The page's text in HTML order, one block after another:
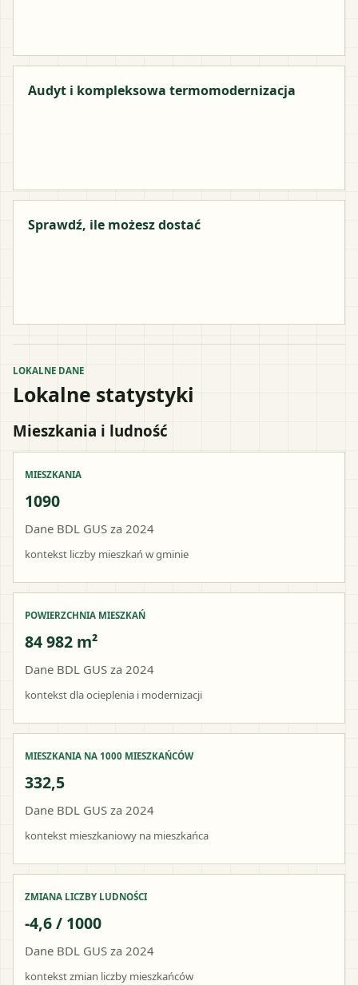
Audyt i kompleksowa termomodernizacja
Sprawdź, ile możesz dostać
LOKALNE DANE
Lokalne statystyki
Mieszkania i ludność
MIESZKANIA
1090
Dane BDL GUS za 2024
kontekst liczby mieszkań w gminie
POWIERZCHNIA MIESZKAŃ
84 982 m²
Dane BDL GUS za 2024
kontekst dla ocieplenia i modernizacji
MIESZKANIA NA 1000 MIESZKAŃCÓW
332,5
Dane BDL GUS za 2024
kontekst mieszkaniowy na mieszkańca
ZMIANA LICZBY LUDNOŚCI
-4,6 / 1000
Dane BDL GUS za 2024
kontekst zmian liczby mieszkańców